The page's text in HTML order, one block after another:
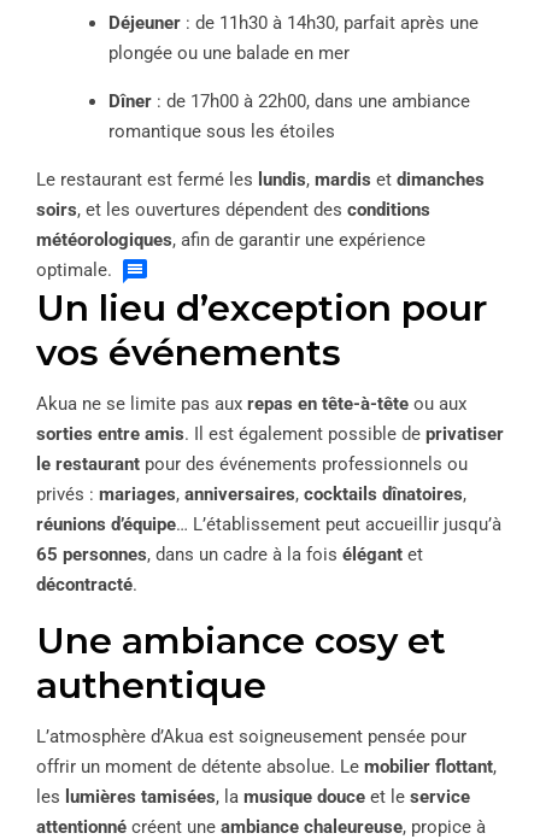
Déjeuner : de 11h30 à 14h30, parfait après une
plongée ou une balade en mer
Dîner : de 17h00 à 22h00, dans une ambiance
romantique sous les étoiles
Le restaurant est fermé les lundis, mardis et dimanches
soirs, et les ouvertures dépendent des conditions
météorologiques, afin de garantir une expérience
optimale.
Un lieu d’exception pour
vos événements
Akua ne se limite pas aux repas en tête-à-tête ou aux
sorties entre amis. Il est également possible de privatiser
le restaurant pour des événements professionnels ou
privés : mariages, anniversaires, cocktails dînatoires,
réunions d’équipe… L’établissement peut accueillir jusqu’à
65 personnes, dans un cadre à la fois élégant et
décontracté.
Une ambiance cosy et
authentique
L’atmosphère d’Akua est soigneusement pensée pour
offrir un moment de détente absolue. Le mobilier flottant,
les lumières tamisées, la musique douce et le service
attentionné créent une ambiance chaleureuse, propice à